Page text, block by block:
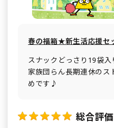
春の福箱★新生活応援セ
スナックどっさり19袋入
家族団らん長期連休のス
めです♪
総合評価